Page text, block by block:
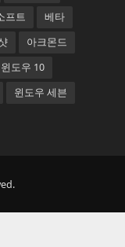
프트
베타
아크몬드
윈도우 10
윈도우 세븐